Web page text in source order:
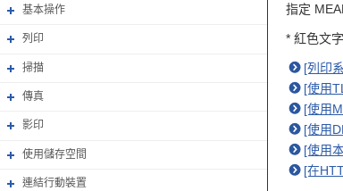
基本操作
列印
掃描
傳真
影印
使用儲存空間
連結行動裝置
指定
* 紅色文
[列印
[使用
[使用
[使用
[使用
[在